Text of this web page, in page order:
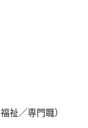
祉／専門職）